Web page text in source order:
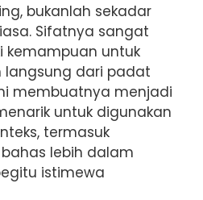
bukanlah sekadar
Sifatnya sangat
kemampuan untuk
langsung dari padat
membuatnya menjadi
untuk digunakan
termasuk
lebih dalam
istimewa